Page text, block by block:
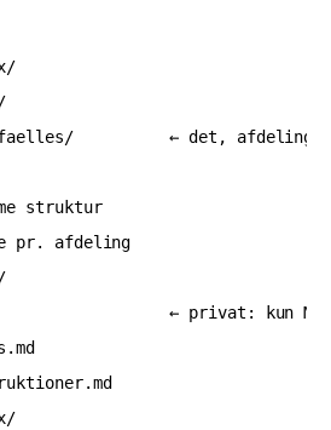
← det,
struktur
pr. afdeling
← privat: kun